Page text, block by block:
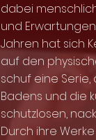
dabei
und
Jahren hat sich
auf den
schuf eine
Badens und die
schutzlosen,
Durch ihre